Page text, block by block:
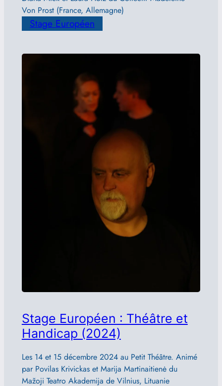
Von Prost (France, Allemagne)
Stage Européen
Stage Européen : Théâtre et
Handicap (2024)
Les 14 et 15 décembre 2024 au Petit Théâtre. Animé
par Povilas Krivickas et Marija Martinaitienė du
Mažoji Teatro Akademija de Vilnius, Lituanie